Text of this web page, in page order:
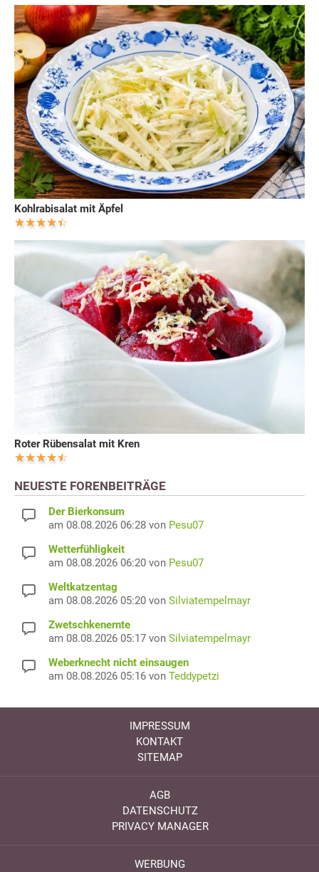
Kohlrabisalat mit Äpfel
Roter Rübensalat mit Kren
NEUESTE FORENBEITRÄGE
Der Bierkonsum
am 08.08.2026 06:28 von Pesu07
Wetterfühligkeit
am 08.08.2026 06:20 von Pesu07
Weltkatzentag
am 08.08.2026 05:20 von Silviatempelmayr
Zwetschkenernte
am 08.08.2026 05:17 von Silviatempelmayr
Weberknecht nicht einsaugen
am 08.08.2026 05:16 von Teddypetzi
IMPRESSUM
KONTAKT
SITEMAP
AGB
DATENSCHUTZ
PRIVACY MANAGER
WERBUNG